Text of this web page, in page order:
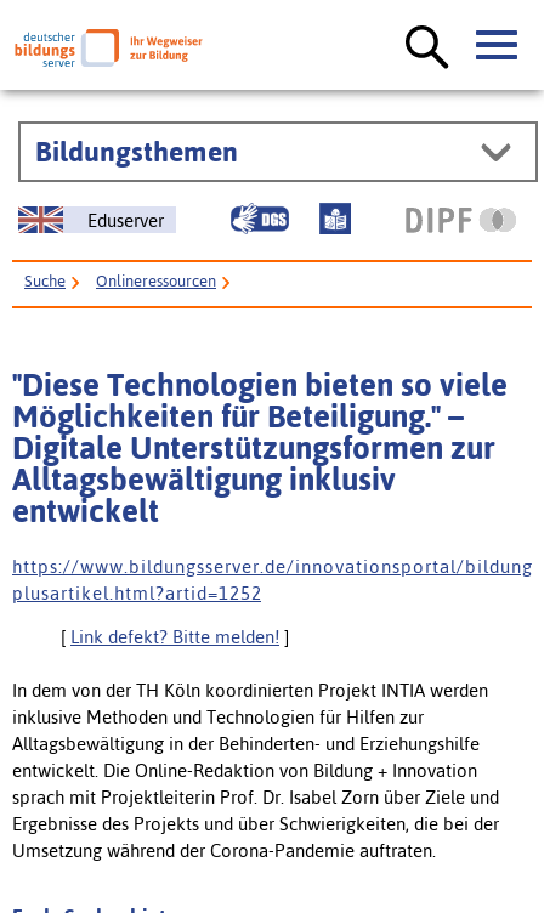
Bildungsthemen
Eduserver
Suche Onlineressourcen
"Diese Technologien bieten so viele
Möglichkeiten für Beteiligung." –
Digitale Unterstützungsformen zur
Alltagsbewältigung inklusiv
entwickelt
h t t p s : / / w w w . b i l d u n g s s e r v e r . d e / i n n o v a t i o n s p o r t a l / b i l d u n g
p l u s a r t i k e l . h t m l ? a r t i d = 1 2 5 2
[ Link defekt? Bitte melden! ]
In dem von der TH Köln koordinierten Projekt INTIA werden
inklusive Methoden und Technologien für Hilfen zur
Alltagsbewältigung in der Behinderten- und Erziehungshilfe
entwickelt. Die Online-Redaktion von Bildung + Innovation
sprach mit Projektleiterin Prof. Dr. Isabel Zorn über Ziele und
Ergebnisse des Projekts und über Schwierigkeiten, die bei der
Umsetzung während der Corona-Pandemie auftraten.